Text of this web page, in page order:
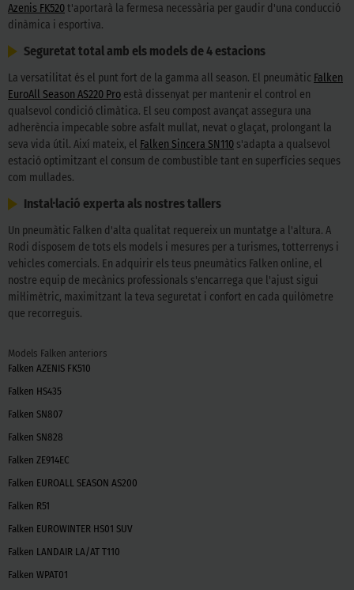
Azenis FK520t'aportarà la fermesa necessària per gaudir d'una conducció
dinàmica i esportiva.
Seguretat total amb els models de 4 estacions
La versatilitat és el punt fort de la gamma all season. El pneumàtic Falken
EuroAll Season AS220 Pro està dissenyat per mantenir el control en
qualsevol condició climàtica. El seu compost avançat assegura una
adherència impecable sobre asfalt mullat, nevat o glaçat, prolongant la
seva vida útil. Així mateix, el Falken Sincera SN110 s'adapta a qualsevol
estació optimitzant el consum de combustible tant en superfícies seques
com mullades.
Instal·lació experta als nostres tallers
Un pneumàtic Falken d'alta qualitat requereix un muntatge a l'altura. A
Rodi disposem de tots els models i mesures per a turismes, totterrenys i
vehicles comercials. En adquirir els teus pneumàtics Falken online, el
nostre equip de mecànics professionals s'encarrega que l'ajust sigui
mil·limètric, maximitzant la teva seguretat i confort en cada quilòmetre
que recorreguis.
Models Falken anteriors
Falken AZENIS FK510
Falken HS435
Falken SN807
Falken SN828
Falken ZE914EC
Falken EUROALL SEASON AS200
Falken R51
Falken EUROWINTER HS01 SUV
Falken LANDAIR LA/AT T110
Falken WPAT01